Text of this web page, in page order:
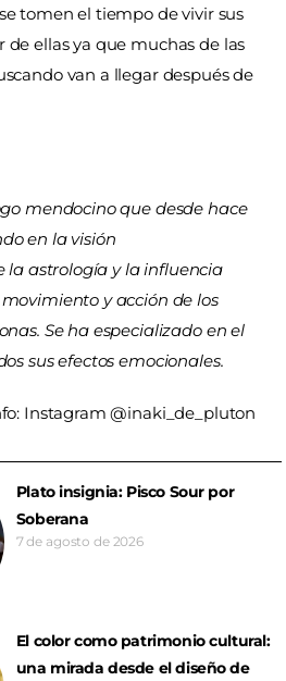
tomen el tiempo de vivir sus
de ellas ya que muchas de las
van a llegar después de
mendocino que desde hace
en la visión
la astrología y la influencia
y acción de los
Se ha especializado en el
sus efectos emocionales.
Instagram @inaki_de_pluton
Plato insignia: Pisco Sour por
Soberana
7 de agosto de 2026
El color como patrimonio cultural:
una mirada desde el diseño de